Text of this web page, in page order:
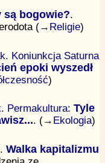
są bogowie?.
(→ Religie)
. Koniunkcja Saturna
epoki wyszedł
)
. Permakultura: Tyle
. (→ Ekologia)
. Walka kapitalizmu